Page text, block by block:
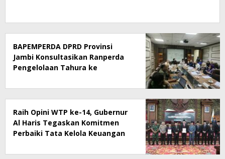
BAPEMPERDA DPRD Provinsi
Jambi Konsultasikan Ranperda
Pengelolaan Tahura ke
Raih Opini WTP ke-14, Gubernur
Al Haris Tegaskan Komitmen
Perbaiki Tata Kelola Keuangan